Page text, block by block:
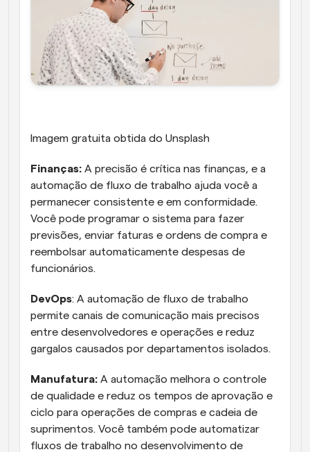
Imagem gratuita obtida do Unsplash
Finanças: A precisão é crítica nas finanças, e a
automação de fluxo de trabalho ajuda você a
permanecer consistente e em conformidade.
Você pode programar o sistema para fazer
previsões, enviar faturas e ordens de compra e
reembolsar automaticamente despesas de
funcionários.
DevOps: A automação de fluxo de trabalho
permite canais de comunicação mais precisos
entre desenvolvedores e operações e reduz
gargalos causados por departamentos isolados.
Manufatura: A automação melhora o controle
de qualidade e reduz os tempos de aprovação e
ciclo para operações de compras e cadeia de
suprimentos. Você também pode automatizar
fluxos de trabalho no desenvolvimento de